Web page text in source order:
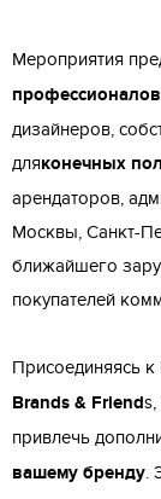
Мероприятия
профессионалов
дизайнеров,
дляконечных
арендаторов,
Москвы, Санкт-
ближайшего
покупателей
Присоединяясь
Brands & Friend
привлечь
вашему бренду